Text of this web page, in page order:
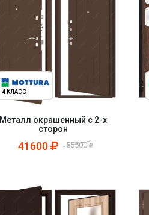
4 КЛАСС
Металл окрашенный с 2-х
сторон
41600 55500